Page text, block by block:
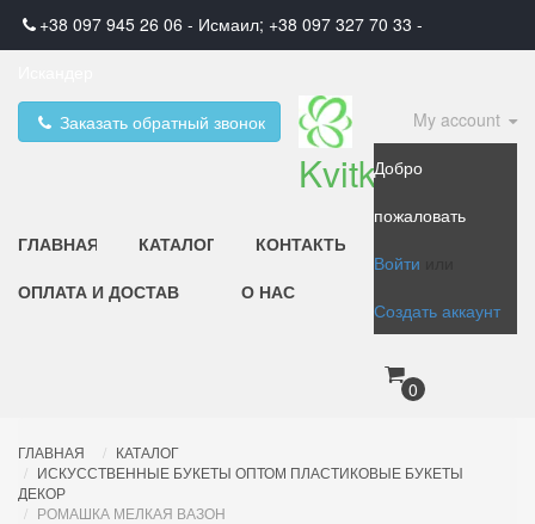
+38 097 945 26 06 - Исмаил; +38 097 327 70 33 -
Заказать обратный звонок
My account
Добро
пожаловать
Войти
Создать аккаунт
Kvitka
ГЛАВНАЯ КАТАЛОГ
КОНТАКТЫ
ОПЛАТА И ДОСТАВКА
О НАС
0
ГЛАВНАЯ
КАТАЛОГ
ИСКУССТВЕННЫЕ БУКЕТЫ ОПТОМ ПЛАСТИКОВЫЕ БУКЕТЫ
ДЕКОР
РОМАШКА МЕЛКАЯ ВАЗОН